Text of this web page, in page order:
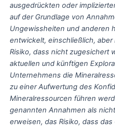
ausgedrückten oder
auf der Grundlage von
Ungewissheiten und anderen
entwickelt, einschließlich,
Risiko, dass nicht zugesichert
aktuellen und künftigen
Unternehmens die
zu einer Aufwertung des
Mineralressourcen führen
genannten Annahmen als
erweisen, das Risiko, dass